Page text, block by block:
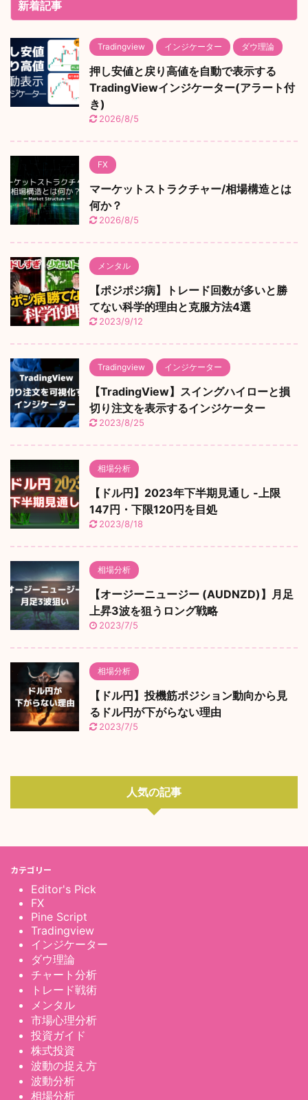
新着記事
Tradingview インジケーター ダウ理論
押し安値と戻り高値を自動で表示する
TradingViewインジケーター(アラート付
き)
2026/8/5
FX
マーケットストラクチャー/相場構造とは
何か？
2026/8/5
メンタル
【ポジポジ病】トレード回数が多いと勝
てない科学的理由と克服方法4選
2023/9/12
Tradingview インジケーター
【TradingView】スイングハイローと損
切り注文を表示するインジケーター
2023/8/25
相場分析
【ドル円】2023年下半期見通し -上限
147円・下限120円を目処
2023/8/18
相場分析
【オージーニュージー (AUDNZD)】月足
上昇3波を狙うロング戦略
2023/7/5
相場分析
【ドル円】投機筋ポジション動向から見
るドル円が下がらない理由
2023/7/5
人気の記事
カテゴリー
Editor's Pick
FX
Pine Script
Tradingview
インジケーター
ダウ理論
チャート分析
トレード戦術
メンタル
市場心理分析
投資ガイド
株式投資
波動の捉え方
波動分析
相場分析